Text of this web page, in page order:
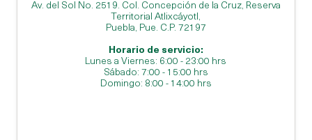
Av. del Sol No. 2519. Col. Concepción de la Cruz, Reserva
Territorial Atlixcáyotl,
Puebla, Pue. C.P. 72197
Horario de servicio:
Lunes a Viernes: 6:00 - 23:00 hrs
Sábado: 7:00 - 15:00 hrs
Domingo: 8:00 - 14:00 hrs